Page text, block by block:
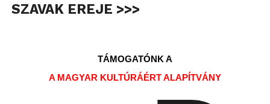
SZAVAK EREJE >>>
TÁMOGATÓNK A
A MAGYAR KULTÚRÁÉRT ALAPÍTVÁNY